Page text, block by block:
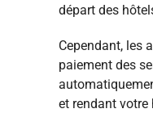
départ des
Cependant, les
paiement des
et rendant votre